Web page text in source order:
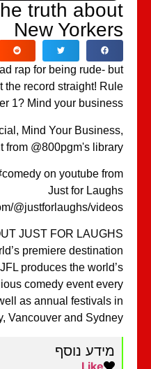
| The truth
New
a bad rap for being rude-
to set the record straight!
number 1? Mind your
special, Mind Your
from @800pgm's
#comedy on youtube
Just for
@justforlaughs/
ABOUT JUST FOR
world’s premiere
JFL produces the
comedy event
as well as annual festivals
City, Vancouver and
מידע נוסף